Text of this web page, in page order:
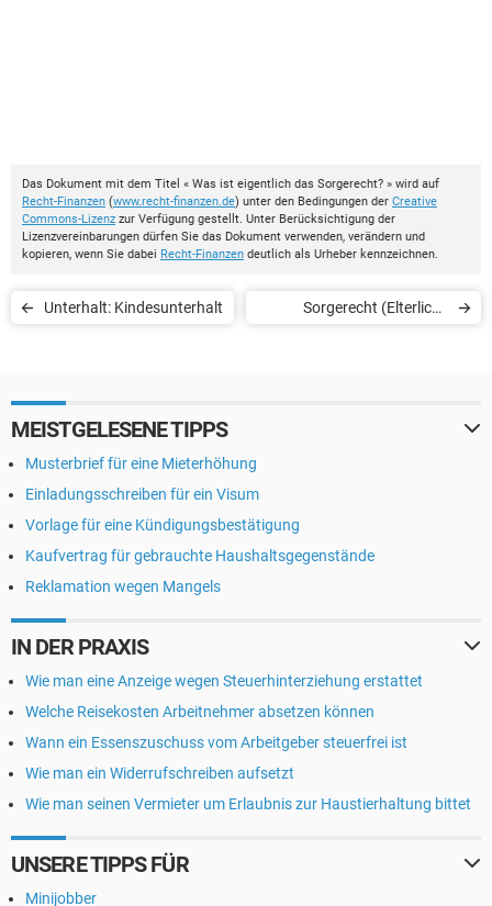
Das Dokument mit dem Titel « Was ist eigentlich das Sorgerecht? » wird auf
Recht-Finanzen (www.recht-finanzen.de) unter den Bedingungen der Creative
Commons-Lizenz zur Verfügung gestellt. Unter Berücksichtigung der
Lizenzvereinbarungen dürfen Sie das Dokument verwenden, verändern und
kopieren, wenn Sie dabei Recht-Finanzen deutlich als Urheber kennzeichnen.
Unterhalt: Kindesunterhalt
Sorgerecht (Elterliche
MEISTGELESENE TIPPS
Musterbrief für eine Mieterhöhung
Einladungsschreiben für ein Visum
Vorlage für eine Kündigungsbestätigung
Kaufvertrag für gebrauchte Haushaltsgegenstände
Reklamation wegen Mangels
IN DER PRAXIS
Wie man eine Anzeige wegen Steuerhinterziehung erstattet
Welche Reisekosten Arbeitnehmer absetzen können
Wann ein Essenszuschuss vom Arbeitgeber steuerfrei ist
Wie man ein Widerrufschreiben aufsetzt
Wie man seinen Vermieter um Erlaubnis zur Haustierhaltung bittet
UNSERE TIPPS FÜR
Minijobber